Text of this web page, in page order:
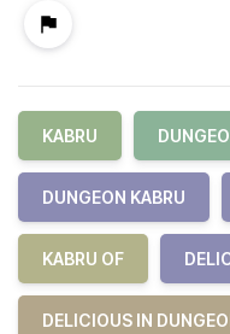
KABRU
DUNGEON KABRU
KABRU OF
DELICIOUS IN